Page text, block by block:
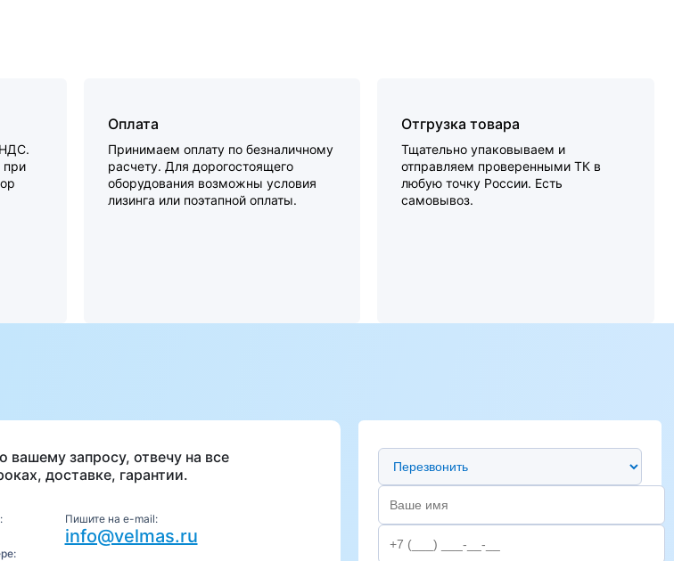
при
Оплата
Принимаем оплату по безналичному
расчету. Для дорогостоящего
оборудования возможны условия
лизинга или поэтапной оплаты.
Отгрузка товара
Тщательно упаковываем и
отправляем проверенными ТК в
любую точку России. Есть
самовывоз.
запросу, отвечу на все
доставке, гарантии.
Пишите на e-mail:
info@velmas.ru
Предпочтительный способ связи